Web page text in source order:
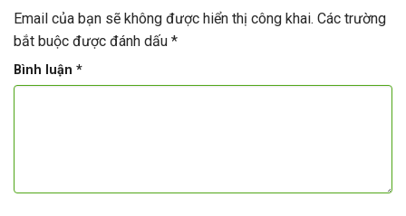
Email của bạn sẽ không được hiển thị công khai. Các trường
bắt buộc được đánh dấu *
Bình luận *